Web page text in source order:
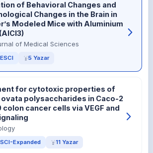
of Behavioral Changes and
Changes in the Brain in
Modeled Mice with Aluminium
of Medical Sciences
ESCI 5 Yazar
for cytotoxic properties of
polysaccharides in Caco-2
colon cancer cells via VEGF and
SCI-Expanded 11 Yazar